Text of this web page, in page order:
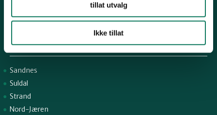
tillat utvalg
Ikke tillat
Fylkessekretær Gaute Henriksen 917 07 043
Snarveier
Sandnes
Suldal
Strand
Nord-Jæren